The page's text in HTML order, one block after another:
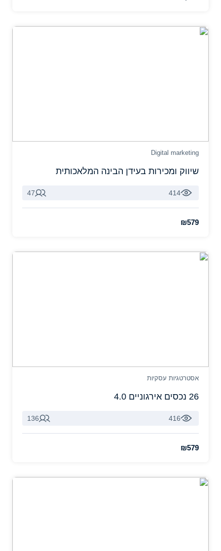
Digital marketing
שיווק ומכירות בעידן הבינה המלאכותית
414
47
₪579
אסטרטגיות עסקיות
26 נכסים אירגוניים 4.0
416
136
₪579